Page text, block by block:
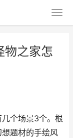
物之家怎
个场景3个。根
题材的手绘风